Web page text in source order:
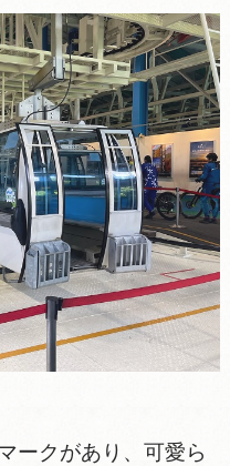
ークがあり、可愛ら